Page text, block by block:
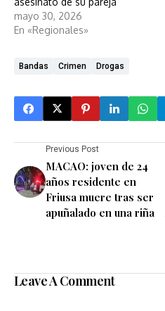
mayo 30, 2026
En «Regionales»
Bandas Crimen Drogas
Previous Post
MACAO: joven de 24
años residente en
Friusa muere tras ser
apuñalado en una riña
Leave A Comment